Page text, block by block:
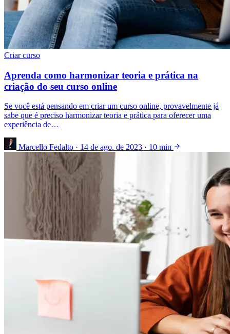
Criar curso
Aprenda como harmonizar teoria e prática na
criação do seu curso online
Se você está pensando em criar um curso online, provavelmente já
sabe que é preciso harmonizar teoria e prática para oferecer uma
experiência de…
Marcello Fedalto · 14 de ago. de 2023 · 10 min